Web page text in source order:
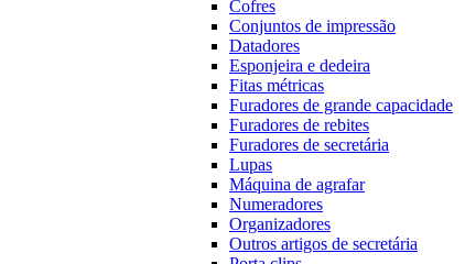
Cofres
Conjuntos de impressão
Datadores
Esponjeira e dedeira
Fitas métricas
Furadores de grande capacidade
Furadores de rebites
Furadores de secretária
Lupas
Máquina de agrafar
Numeradores
Organizadores
Outros artigos de secretária